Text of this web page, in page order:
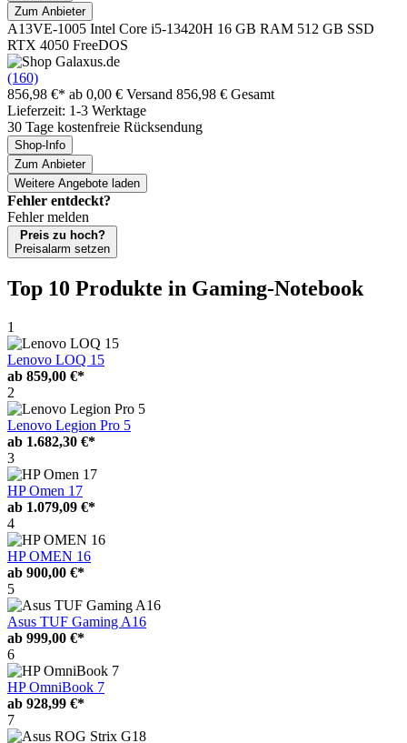
Zum Anbieter
A13VE-1005 Intel Core i5-13420H 16 GB RAM 512 GB SSD
RTX 4050 FreeDOS
(160)
856,98 €* ab 0,00 € Versand 856,98 € Gesamt
Lieferzeit: 1-3 Werktage
30 Tage kostenfreie Rücksendung
Shop-Info
Zum Anbieter
Weitere Angebote laden
Fehler entdeckt?
Fehler melden
Preis zu hoch?
Preisalarm setzen
Top 10 Produkte in Gaming-Notebook
1
Lenovo LOQ 15
ab 859,00 €*
2
Lenovo Legion Pro 5
ab 1.682,30 €*
3
HP Omen 17
ab 1.079,09 €*
4
HP OMEN 16
ab 900,00 €*
5
Asus TUF Gaming A16
ab 999,00 €*
6
HP OmniBook 7
ab 928,99 €*
7